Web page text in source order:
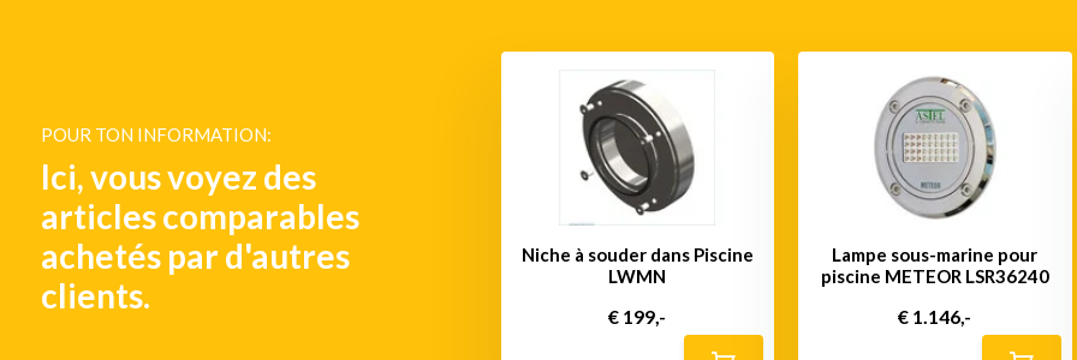
POUR TON INFORMATION:
Ici, vous voyez des
articles comparables
achetés par d'autres
clients.
€ 113,-
Niche à souder dans Piscine
LWMN
€ 199,-
Lampe sous-marine pour
piscine METEOR LSR36240
€ 1.146,-